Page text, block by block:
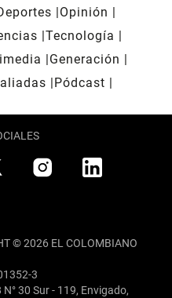
Opinión
Tecnología
Generación
Pódcast
© 2026 EL COLOMBIANO
3
30 Sur - 119, Envigado,